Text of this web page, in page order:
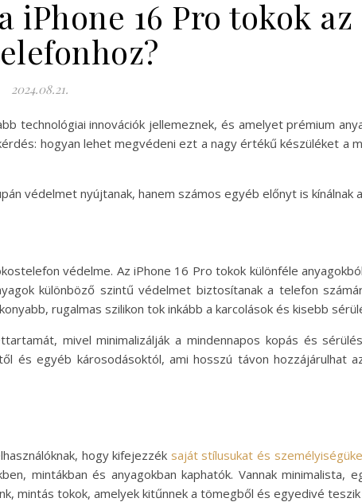
iPhone 16 Pro tokok az
2024.08.21.
technológiai innovációk jellemeznek, és amelyet prémium
hogyan lehet megvédeni ezt a nagy értékű készüléket a
védelmet nyújtanak, hanem számos egyéb előnyt is kínálnak
védelme. Az iPhone 16 Pro tokok különféle
különböző szintű védelmet biztosítanak a telefon
rugalmas szilikon tok inkább a karcolások és kisebb
mivel minimalizálják a mindennapos kopás és
és egyéb károsodásoktól, ami hosszú távon hozzájárulhat
hogy kifejezzék saját stílusukat és
mintákban és anyagokban kaphatók. Vannak minimalista,
mintás tokok, amelyek kitűnnek a tömegből és egyedivé